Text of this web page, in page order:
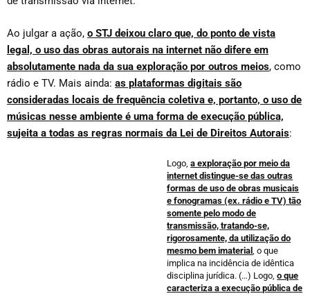
Ao julgar a ação, o STJ deixou claro que, do ponto de vista
legal, o uso das obras autorais na internet não difere em
absolutamente nada da sua exploração por outros meios, como
rádio e TV. Mais ainda: as plataformas digitais são
consideradas locais de frequência coletiva e, portanto, o uso de
músicas nesse ambiente é uma forma de execução pública,
sujeita a todas as regras normais da Lei de Direitos Autorais:
Logo,a exploração por meio da
internet distingue-se das outras
formas de uso de obras musicais
e fonogramas (ex. rádio e TV) tão
somente pelo modo de
transmissão, tratando-se,
rigorosamente, da utilização do
mesmo bem imaterial, o que
implica na incidência de idêntica
disciplina jurídica. (…) Logo,o que
caracteriza a execução pública de